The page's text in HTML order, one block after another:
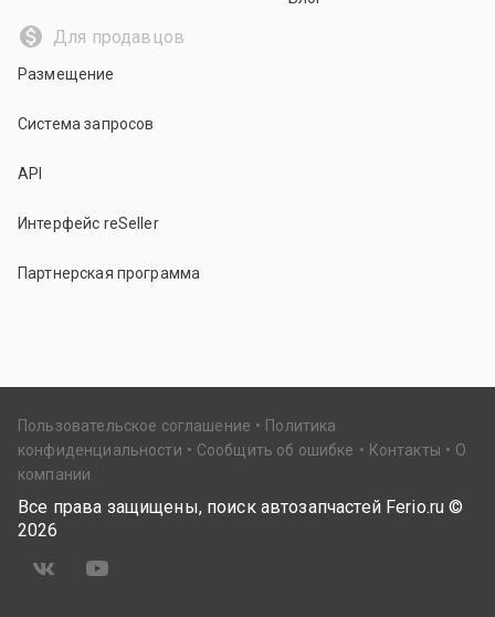
Для продавцов
Размещение
Система запросов
API
Интерфейс reSeller
Партнерская программа
Пользовательское соглашение
Политика
конфиденциальности
Сообщить об ошибке Контакты
О
компании
Все права защищены, поиск автозапчастей Ferio.ru ©
2026